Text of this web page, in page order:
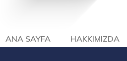
ANA SAYFA HAKKIMIZDA